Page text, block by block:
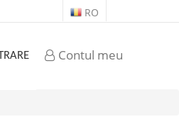
RO
Contul meu